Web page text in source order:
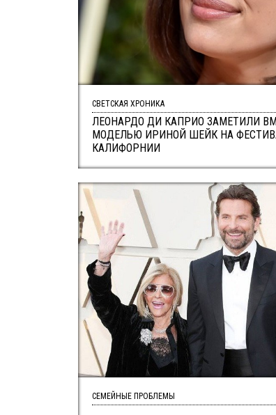
ЛЕОНАРДО ДИ КАПРИО ЗАМЕТИЛИ
МОДЕЛЬЮ ИРИНОЙ ШЕЙК НА
КАЛИФОРНИИ
СВЕТСКАЯ ХРОНИКА
СЕМЕЙНЫЕ ПРОБЛЕМЫ